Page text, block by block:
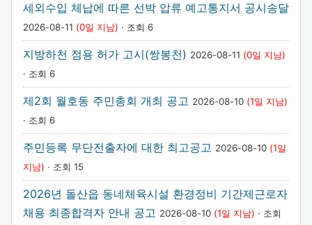
세외수입 체납에 따른 선박 압류 예고통지서 공시송달
2026-08-11 (0일 지남) · 조회 6
지방하천 점용 허가 고시(쌍봉천) 2026-08-11 (0일 지남)
· 조회 6
제2회 월호동 주민총회 개최 공고 2026-08-10 (1일 지남)
· 조회 6
주민등록 무단전출자에 대한 최고공고 2026-08-10 (1일
지남) · 조회 15
2026년 돌산읍 동네체육시설 환경정비 기간제근로자
채용 최종합격자 안내 공고 2026-08-10 (1일 지남) · 조회